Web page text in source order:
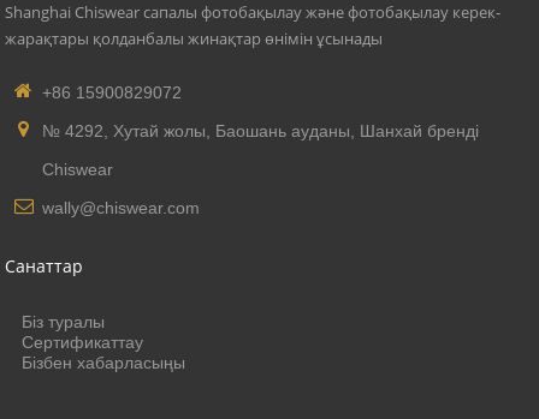
Shanghai Chiswear сапалы фотобақылау және фотобақылау керек-
жарақтары қолданбалы жинақтар өнімін ұсынады
+86 15900829072
№ 4292, Хутай жолы, Баошань ауданы, Шанхай бренді
Chiswear
wally@chiswear.com
Санаттар
Біз туралы
Сертификаттау
Бізбен хабарласыңы